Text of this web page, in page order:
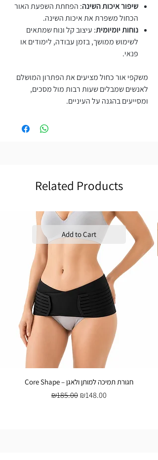
שיפור איכות השינה: הפחתת השפעת האור
הכחול משפרת את איכות השינה.
נוחות יומיומית: עיצוב קל ונוח שמתאים
לשימוש ממושך, בזמן עבודה, לימודים או
פנאי.
משקפי אור כחול מציעים את הפתרון המושלם
לאנשים שמבלים שעות רבות מול מסכים,
ומסייעים בהגנה על העיניים.
Related Products
Add to Cart
Core Shape – חגורת תמיכה למותן ולאגן
Regular Price
₪185.00 Sale Price
₪148.00